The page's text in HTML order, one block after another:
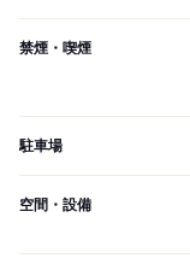
禁煙・喫煙
駐車場
空間・設備